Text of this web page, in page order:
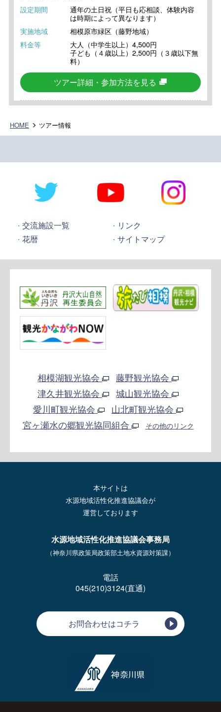
設定期間
通年の土日祝（平日も応相談、体験内容
は時期によって異なります）
実施地域
相模原市緑区（藤野地域）
料金等
大人（中学生以上）4,500円
子ども（４歳以上）2,500円（３歳以下無
料）
ツアー詳細・参加方法を見る
HOME ツアー情報
交流施設一覧
リンク
花暦
サイトマップ
相模湖観光協会
藤野観光協会
津久井観光協会
城山観光協会
愛川町観光協会
山北町観光協会
宮ヶ瀬水の郷観光協同組合
その他のリンク
本サイトは
水源地域活性化推進協議会が
運営しております
水源地域活性化推進協議会事務局
（神奈川県政策局政策部土地水資源対策課）
電話
045(210)3124(直通)
お問合わせはコチラ